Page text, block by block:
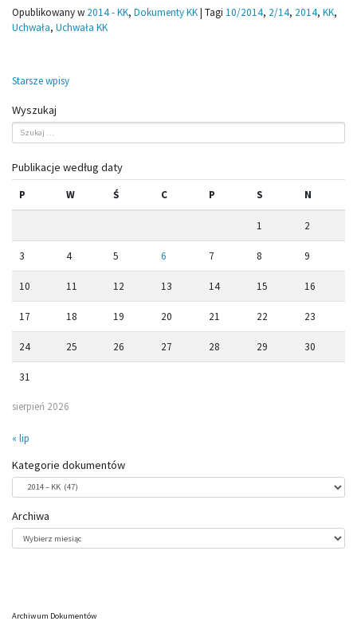
Opublikowany w 2014 - KK, Dokumenty KK| Tagi 10/2014, 2/14, 2014, KK,
Uchwała, Uchwała KK
Nawigacja
po
wpisach
Starsze wpisy
Wyszukaj
Publikacje według daty
sierpień 2026
P W Ś C P S N
1 2
3 4 5 6 7 8 9
10 11 12 13 14 15 16
17 18 19 20 21 22 23
24 25 26 27 28 29 30
31
« lip
Kategorie dokumentów
Kategorie
dokumentów
Archiwa
Archiwum Dokumentów